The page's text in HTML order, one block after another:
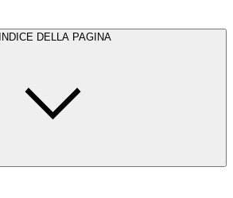
INDICE DELLA PAGINA